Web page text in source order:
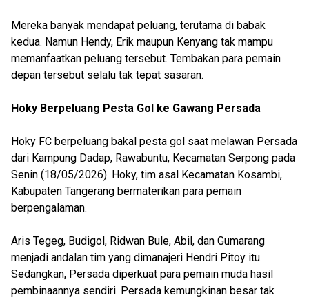
Mereka banyak mendapat peluang, terutama di babak
kedua. Namun Hendy, Erik maupun Kenyang tak mampu
memanfaatkan peluang tersebut. Tembakan para pemain
depan tersebut selalu tak tepat sasaran.
Hoky Berpeluang Pesta Gol ke Gawang Persada
Hoky FC berpeluang bakal pesta gol saat melawan Persada
dari Kampung Dadap, Rawabuntu, Kecamatan Serpong pada
Senin (18/05/2026). Hoky, tim asal Kecamatan Kosambi,
Kabupaten Tangerang bermaterikan para pemain
berpengalaman.
Aris Tegeg, Budigol, Ridwan Bule, Abil, dan Gumarang
menjadi andalan tim yang dimanajeri Hendri Pitoy itu.
Sedangkan, Persada diperkuat para pemain muda hasil
pembinaannya sendiri. Persada kemungkinan besar tak